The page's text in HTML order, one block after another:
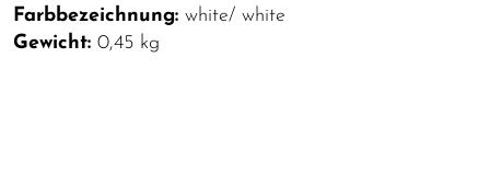
Farbbezeichnung: white/ white
Gewicht: 0,45 kg